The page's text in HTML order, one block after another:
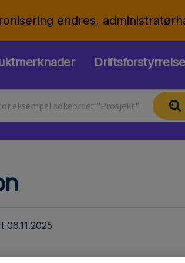
endres,
06.11.2025